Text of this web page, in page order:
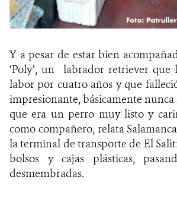
Y a pesar de estar bien
‘Poly’, un labrador retriever que
labor por cuatro años y que
impresionante, básicamente
que era un perro muy listo y
como compañero, relata
la terminal de transporte de El
bolsos y cajas plásticas,
desmembradas.